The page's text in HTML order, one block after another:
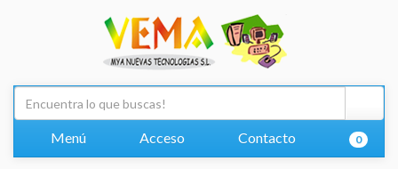
Menú Acceso Contacto 0